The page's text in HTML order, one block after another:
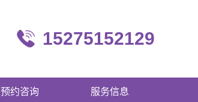
15275152129
预约咨询 服务信息